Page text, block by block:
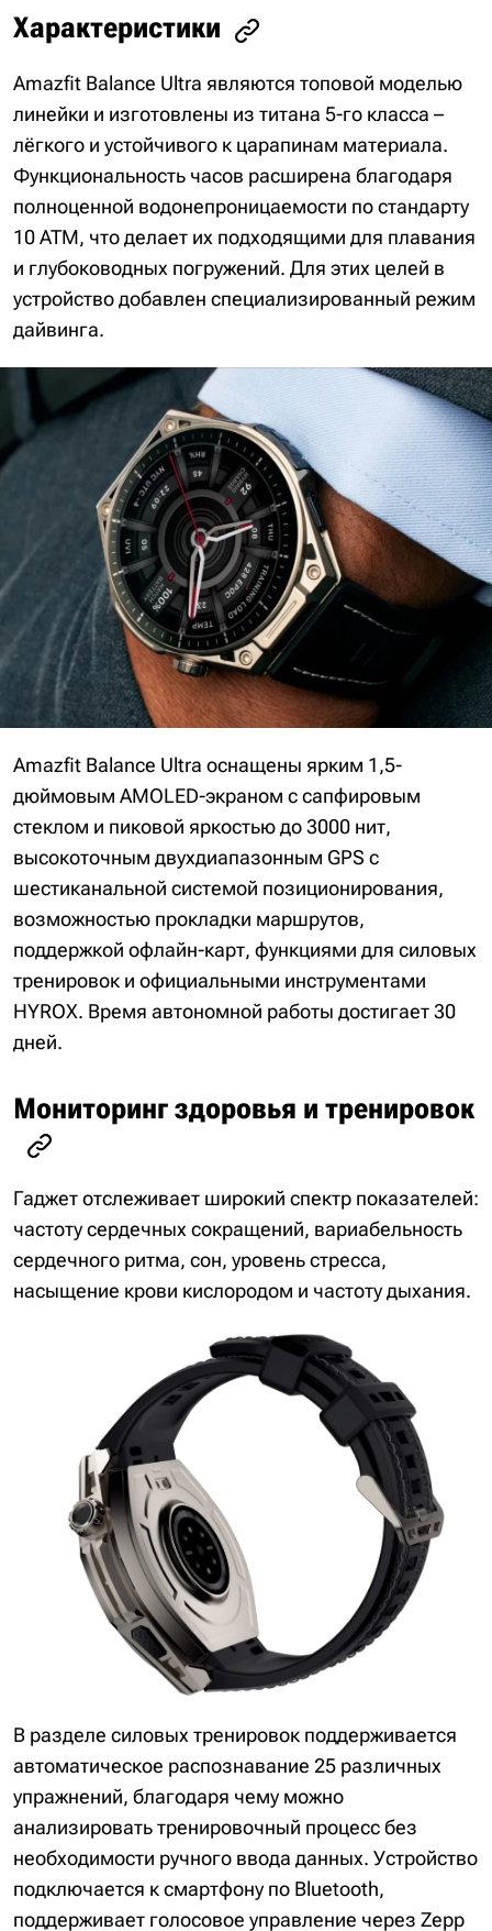
Характеристики
Amazfit Balance Ultra являются топовой моделью
линейки и изготовлены из титана 5-го класса –
лёгкого и устойчивого к царапинам материала.
Функциональность часов расширена благодаря
полноценной водонепроницаемости по стандарту
10 ATM, что делает их подходящими для плавания
и глубоководных погружений. Для этих целей в
устройство добавлен специализированный режим
дайвинга.
Amazfit Balance Ultra оснащены ярким 1,5-
дюймовым AMOLED-экраном с сапфировым
стеклом и пиковой яркостью до 3000 нит,
высокоточным двухдиапазонным GPS с
шестиканальной системой позиционирования,
возможностью прокладки маршрутов,
поддержкой офлайн-карт, функциями для силовых
тренировок и официальными инструментами
HYROX. Время автономной работы достигает 30
дней.
Мониторинг здоровья и тренировок
Гаджет отслеживает широкий спектр показателей:
частоту сердечных сокращений, вариабельность
сердечного ритма, сон, уровень стресса,
насыщение крови кислородом и частоту дыхания.
В разделе силовых тренировок поддерживается
автоматическое распознавание 25 различных
упражнений, благодаря чему можно
анализировать тренировочный процесс без
необходимости ручного ввода данных. Устройство
подключается к смартфону по Bluetooth,
поддерживает голосовое управление через Zepp